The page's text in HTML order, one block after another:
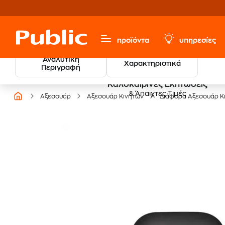
προϊόντα υπηρεσίες
Αναλυτική
Περιγραφή
Χαρακτηριστικά
Καλοκαιρινές Εκπτώσεις
& Άπαιχτες Τιμές
Αξεσουάρ Αξεσουάρ Κινητών Διάφορα Αξεσουάρ